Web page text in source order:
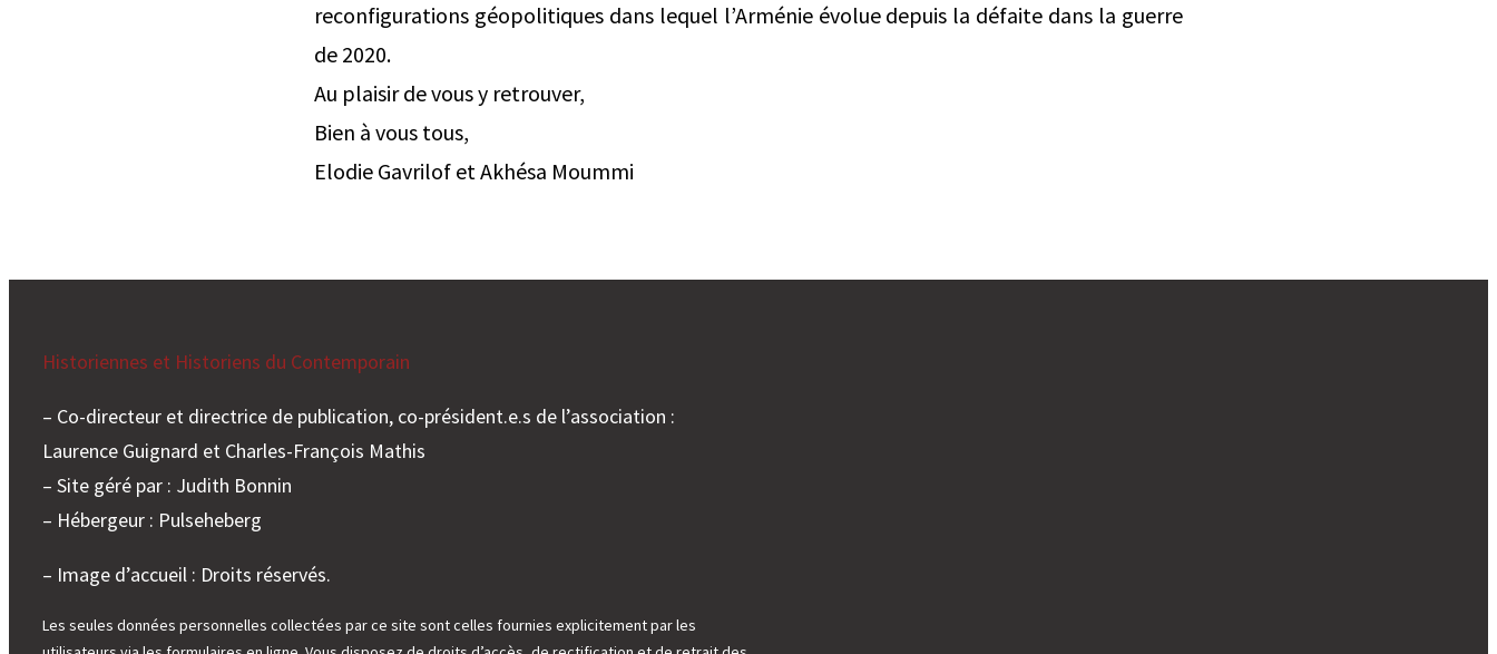
reconfigurations géopolitiques dans lequel l’Arménie évolue depuis la défaite dans la guerre
de 2020.
Au plaisir de vous y retrouver,
Bien à vous tous,
Elodie Gavrilof et Akhésa Moummi
Historiennes et Historiens du Contemporain
– Co-directeur et directrice de publication, co-président.e.s de l’association :
Laurence Guignard et Charles-François Mathis
– Site géré par : Judith Bonnin
– Hébergeur : Pulseheberg
– Image d’accueil : Droits réservés.
Les seules données personnelles collectées par ce site sont celles fournies explicitement par les